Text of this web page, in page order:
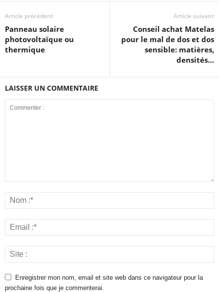
Article précédent
Panneau solaire
photovoltaïque ou
thermique
Article suivant
Conseil achat Matelas
pour le mal de dos et dos
sensible: matières,
densités…
LAISSER UN COMMENTAIRE
Enregistrer mon nom, email et site web dans ce navigateur pour la
prochaine fois que je commenterai.